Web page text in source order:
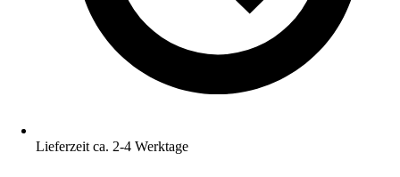
Lieferzeit ca. 2-4 Werktage